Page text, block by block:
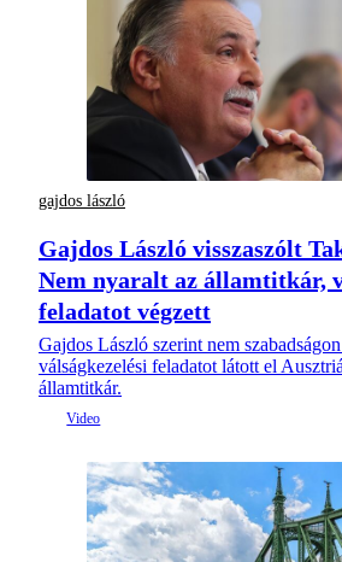
gajdos lászló
Gajdos László visszaszólt
Nem nyaralt az államtitkár,
feladatot végzett
Gajdos László szerint nem
válságkezelési feladatot látott el
államtitkár.